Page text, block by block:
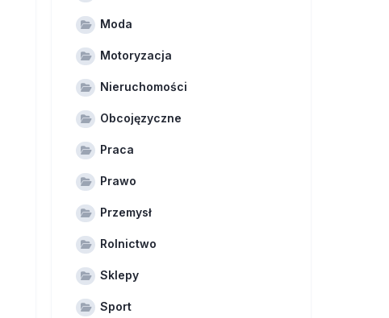
Moda
Motoryzacja
Nieruchomości
Obcojęzyczne
Praca
Prawo
Przemysł
Rolnictwo
Sklepy
Sport